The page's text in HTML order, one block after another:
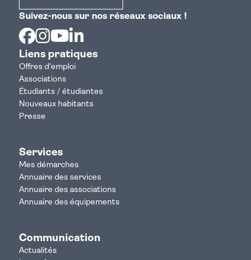
Suivez-nous sur nos réseaux sociaux !
Facebook
Instagram
Youtube
Liens pratiques
Offres d'emploi
Associations
Étudiants / étudiantes
Nouveaux habitants
Presse
Services
Mes démarches
Annuaire des services
Annuaire des associations
Annuaire des équipements
Communication
Actualités